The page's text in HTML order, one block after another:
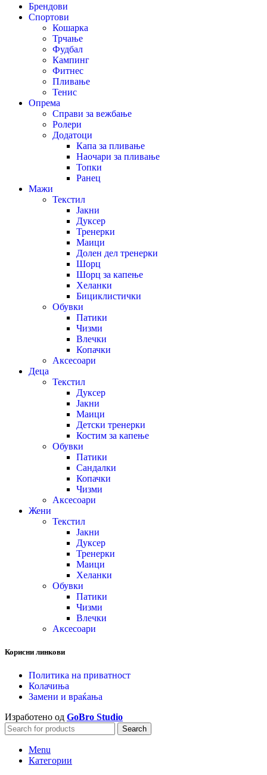
Брендови
Спортови
Кошарка
Трчање
Фудбал
Кампинг
Фитнес
Пливање
Тенис
Опрема
Справи за вежбање
Ролери
Додатоци
Капа за пливање
Наочари за пливање
Топки
Ранец
Мажи
Текстил
Јакни
Дуксер
Тренерки
Маици
Долен дел тренерки
Шорц
Шорц за капење
Хеланки
Бициклистички
Обувки
Патики
Чизми
Влечки
Копачки
Аксесоари
Деца
Текстил
Дуксер
Јакни
Маици
Детски тренерки
Костим за капење
Обувки
Патики
Сандалки
Копачки
Чизми
Аксесоари
Жени
Текстил
Јакни
Дуксер
Тренерки
Маици
Хеланки
Обувки
Патики
Чизми
Влечки
Аксесоари
Корисни линкови
Политика на приватност
Колачиња
Замени и враќања
Изработено од GoBro Studio
Search
Menu
Категории